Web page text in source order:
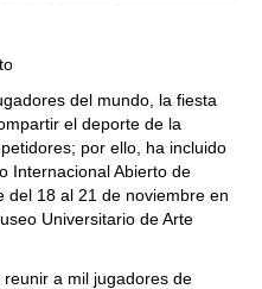
del mundo, la fiesta
el deporte de la
por ello, ha incluido
Internacional Abierto de
del 18 al 21 de noviembre en
Universitario de Arte
a mil jugadores de